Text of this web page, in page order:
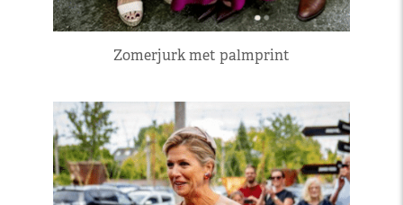
Zomerjurk met palmprint